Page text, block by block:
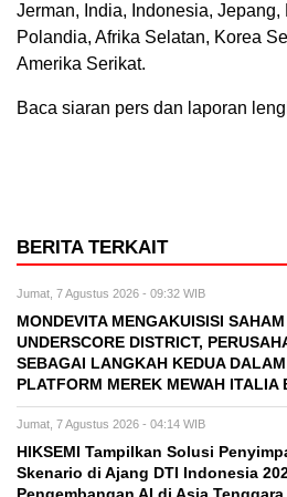
Jerman, India, Indonesia,
Polandia, Afrika Selatan, Korea
Amerika Serikat.
Baca siaran pers dan laporan
BERITA TERKAIT
Jumat, 7 Agustus 2026 - 09:32 WIB
MONDEVITA MENGAKUISISI SAHAM
UNDERSCORE DISTRICT,
SEBAGAI LANGKAH KEDUA
PLATFORM MEREK MEWAH ITALIA
Jumat, 7 Agustus 2026 - 04:14 WIB
HIKSEMI Tampilkan Solusi
Skenario di Ajang DTI Indonesia